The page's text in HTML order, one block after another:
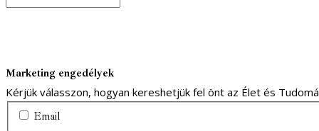
Marketing engedélyek
Kérjük válasszon, hogyan kereshetjük fel önt az Élet és
Email